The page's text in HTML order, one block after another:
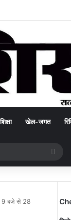
शिक्षा खेल-जगत
for
9 बजे से 28